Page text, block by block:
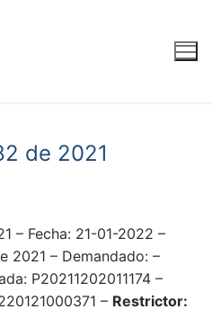
de 2021
– Fecha: 21-01-2022 –
2021 – Demandado: –
P20211202011174 –
– Restrictor: